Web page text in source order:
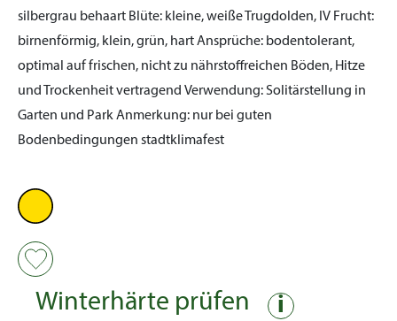
silbergrau behaart Blüte: kleine, weiße Trugdolden, IV Frucht:
birnenförmig, klein, grün, hartAnsprüche: bodentolerant,
optimal auf frischen, nicht zu nährstoffreichen Böden, Hitze
und Trockenheit vertragend Verwendung:Solitärstellung in
Garten und ParkAnmerkung: nur bei guten
Bodenbedingungen stadtklimafest
Winterhärte prüfen i